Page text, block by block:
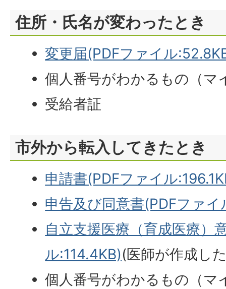
住所・氏名が変わったとき
変更届(PDFファイル
個人番号がわかるもの（マ
受給者証
市外から転入してきたとき
申請書(PDFファイル
申告及び同意書(PDFファ
自立支援医療（育成医療）
ル:114.4KB)(医師が作成し
個人番号がわかるもの（マ